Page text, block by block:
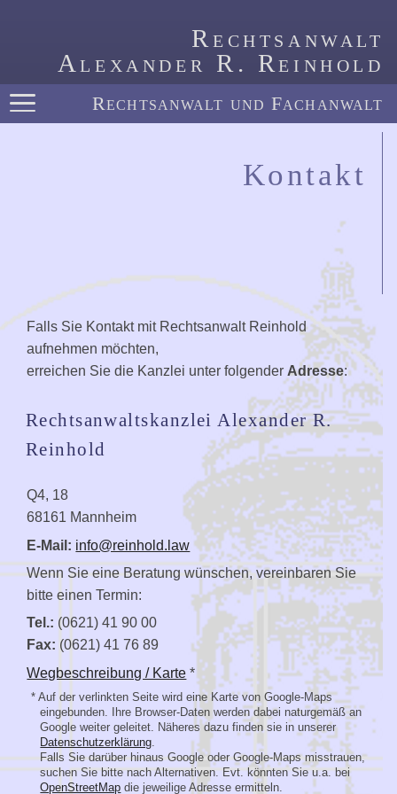
Rechtsanwalt
Alexander R. Reinhold
Rechtsanwalt und Fachanwalt
Kontakt
Falls Sie Kontakt mit Rechtsanwalt Reinhold
aufnehmen möchten,
erreichen Sie die Kanzlei unter folgender Adresse:
Rechtsanwaltskanzlei Alexander R.
Reinhold
Q4, 18
68161 Mannheim
E-Mail: info@reinhold.law
Wenn Sie eine Beratung wünschen, vereinbaren Sie
bitte einen Termin:
Tel.: (0621) 41 90 00
Fax: (0621) 41 76 89
Wegbeschreibung / Karte *
* Auf der verlinkten Seite wird eine Karte von Google-Maps
eingebunden. Ihre Browser-Daten werden dabei naturgemäß an
Google weiter geleitet. Näheres dazu finden sie in unserer
Datenschutzerklärung.
Falls Sie darüber hinaus Google oder Google-Maps misstrauen,
suchen Sie bitte nach Alternativen. Evt. könnten Sie u.a. bei
OpenStreetMap die jeweilige Adresse ermitteln.